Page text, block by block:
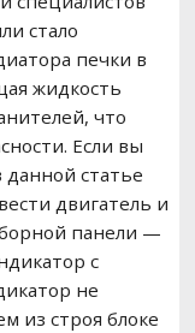
стало
печки в
жидкость
что
Если вы
статье
двигатель и
панели —
с
не
из строя блоке